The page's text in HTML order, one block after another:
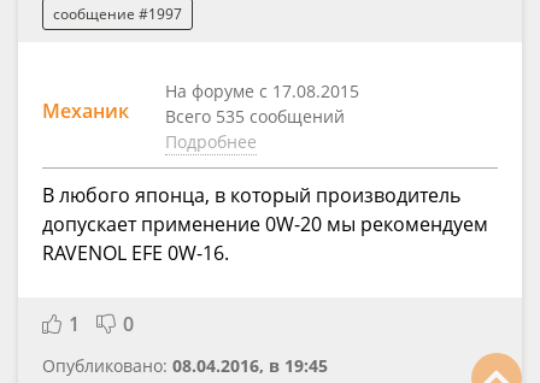
сообщение #1997
Механик
На форуме с 17.08.2015
Всего 535 сообщений
Подробнее
В любого японца, в который производитель
допускает применение 0W-20 мы рекомендуем
RAVENOL EFE 0W-16.
1 0
Опубликовано: 08.04.2016, в 19:45